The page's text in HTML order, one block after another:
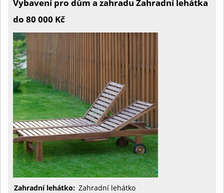
Vybavení pro dům a zahradu Zahradní lehátka
do 80 000 Kč
Zahradní lehátko: Zahradní lehátko